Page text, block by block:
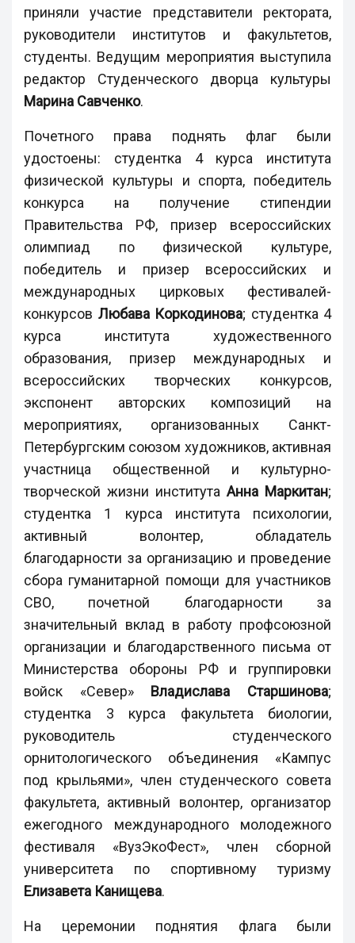
приняли участие представители ректората,
руководители институтов и факультетов,
студенты. Ведущим мероприятия выступила
редактор Студенческого дворца культуры
Марина Савченко.
Почетного права поднять флаг были
удостоены: студентка 4 курса института
физической культуры и спорта, победитель
конкурса на получение стипендии
Правительства РФ, призер всероссийских
олимпиад по физической культуре,
победитель и призер всероссийских и
международных цирковых фестивалей-
конкурсов Любава Коркодинова; студентка 4
курса института художественного
образования, призер международных и
всероссийских творческих конкурсов,
экспонент авторских композиций на
мероприятиях, организованных Санкт-
Петербургским союзом художников, активная
участница общественной и культурно-
творческой жизни института Анна Маркитан;
студентка 1 курса института психологии,
активный волонтер, обладатель
благодарности за организацию и проведение
сбора гуманитарной помощи для участников
СВО, почетной благодарности за
значительный вклад в работу профсоюзной
организации и благодарственного письма от
Министерства обороны РФ и группировки
войск «Север» Владислава Старшинова;
студентка 3 курса факультета биологии,
руководитель студенческого
орнитологического объединения «Кампус
под крыльями», член студенческого совета
факультета, активный волонтер, организатор
ежегодного международного молодежного
фестиваля «ВузЭкоФест», член сборной
университета по спортивному туризму
Елизавета Канищева.
На церемонии поднятия флага были